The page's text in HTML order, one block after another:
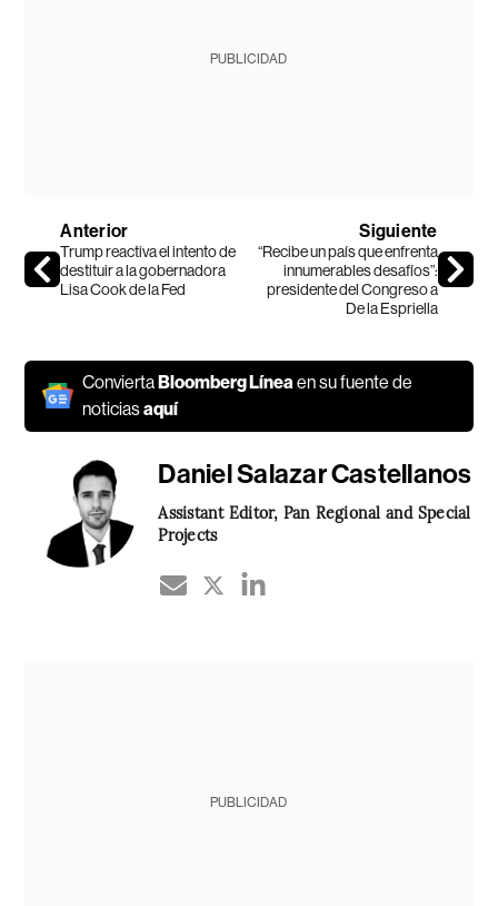
PUBLICIDAD
Anterior
Trump reactiva el intento de
destituir a la gobernadora
Lisa Cook de la Fed
Siguiente
“Recibe un país que enfrenta
innumerables desafíos”:
presidente del Congreso a
De la Espriella
ConviertaBloomberg Líneaen su fuente de
noticiasaquí
Daniel Salazar Castellanos
Assistant Editor, Pan Regional and Special
Projects
PUBLICIDAD